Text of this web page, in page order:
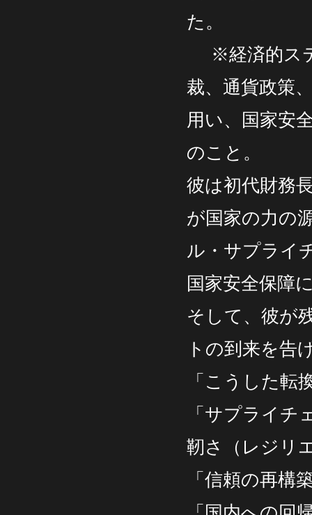
た。
※経済的ステ
裁、通貨政策
用い、国家安
のこと。
彼は初代財務
が国家の力の
ル・サプライ
国家安全保障
そして、彼が
トの到来を告
「こうした転
「サプライ
靭さ（レジリ
「信頼の再構